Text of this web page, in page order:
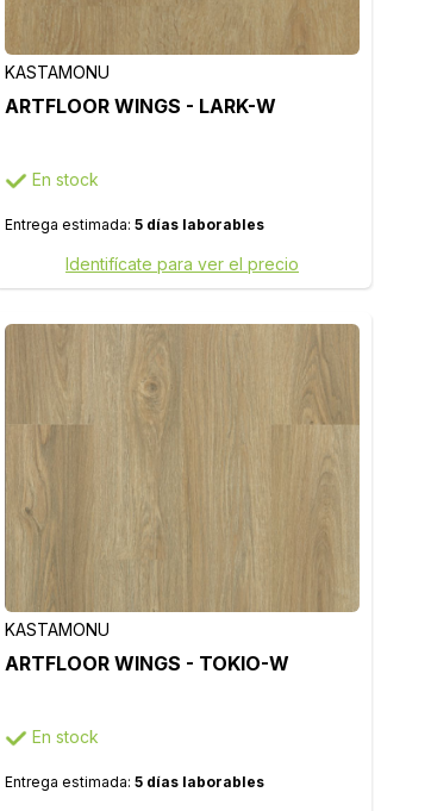
KASTAMONU
ARTFLOOR WINGS - LARK-W
En stock
Entrega estimada: 5 días laborables
Identifícate para ver el precio
KASTAMONU
ARTFLOOR WINGS - TOKIO-W
En stock
Entrega estimada: 5 días laborables